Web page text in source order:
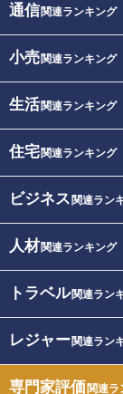
通信関連ランキング
小売関連ランキング
生活関連ランキング
住宅関連ランキング
ビジネス 関連ラン
人材関連ランキング
トラベル関連ラン
レジャー関連ラン
専門家評価関連ラ